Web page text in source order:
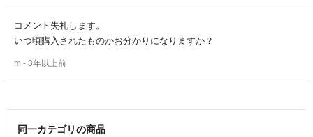
コメント失礼します。
いつ頃購入されたものかお分かりになりますか？
m - 3年以上前
同一カテゴリの商品